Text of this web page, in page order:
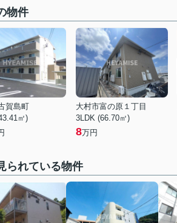
物件
賀島町
㎡)
大村市富の原１丁目
3LDK (66.70㎡)
8万円
られている物件